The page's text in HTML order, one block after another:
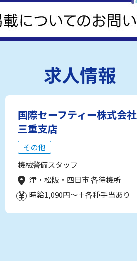
求人情報
国際セーフティー株式会社
三重支店
その他
機械警備スタッフ
津・松阪・四日市 各待機所
時給1,090円～＋各種手当あり